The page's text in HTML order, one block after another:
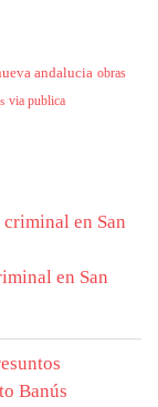
andalucia obras
via publica
en San